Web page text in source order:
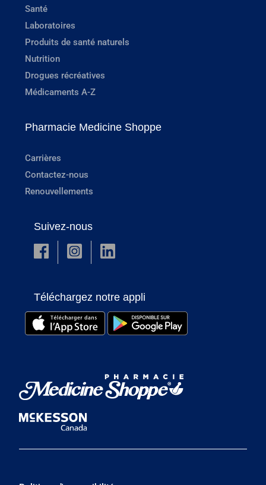
Santé
Laboratoires
Produits de santé naturels
Nutrition
Drogues récréatives
Médicaments A-Z
Pharmacie Medicine Shoppe
Carrières
Contactez-nous
Renouvellements
Suivez-nous
Téléchargez notre appli